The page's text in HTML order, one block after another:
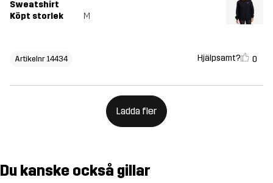
Sweatshirt
Köpt storlek M
Artikelnr 14434 Hjälpsamt? 0
Ladda fler
Du kanske också gillar